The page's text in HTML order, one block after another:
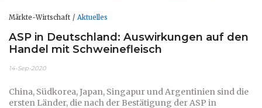
Märkte-Wirtschaft Aktuelles
ASP in Deutschland: Auswirkungen auf den
Handel mit Schweinefleisch
14-Sep-2020
China, Südkorea, Japan, Singapur und Argentinien sind die
ersten Länder, die nach der Bestätigung der ASP in